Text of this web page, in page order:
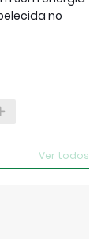
no
Ver todos